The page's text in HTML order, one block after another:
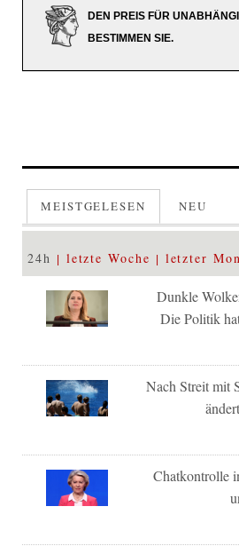
DEN PREIS FÜR
BESTIMMEN SIE.
MEISTGELESEN NEU
24h letzte Woche letzter
Dunkle
Die Politik
Nach Streit mit
Chatkontrolle